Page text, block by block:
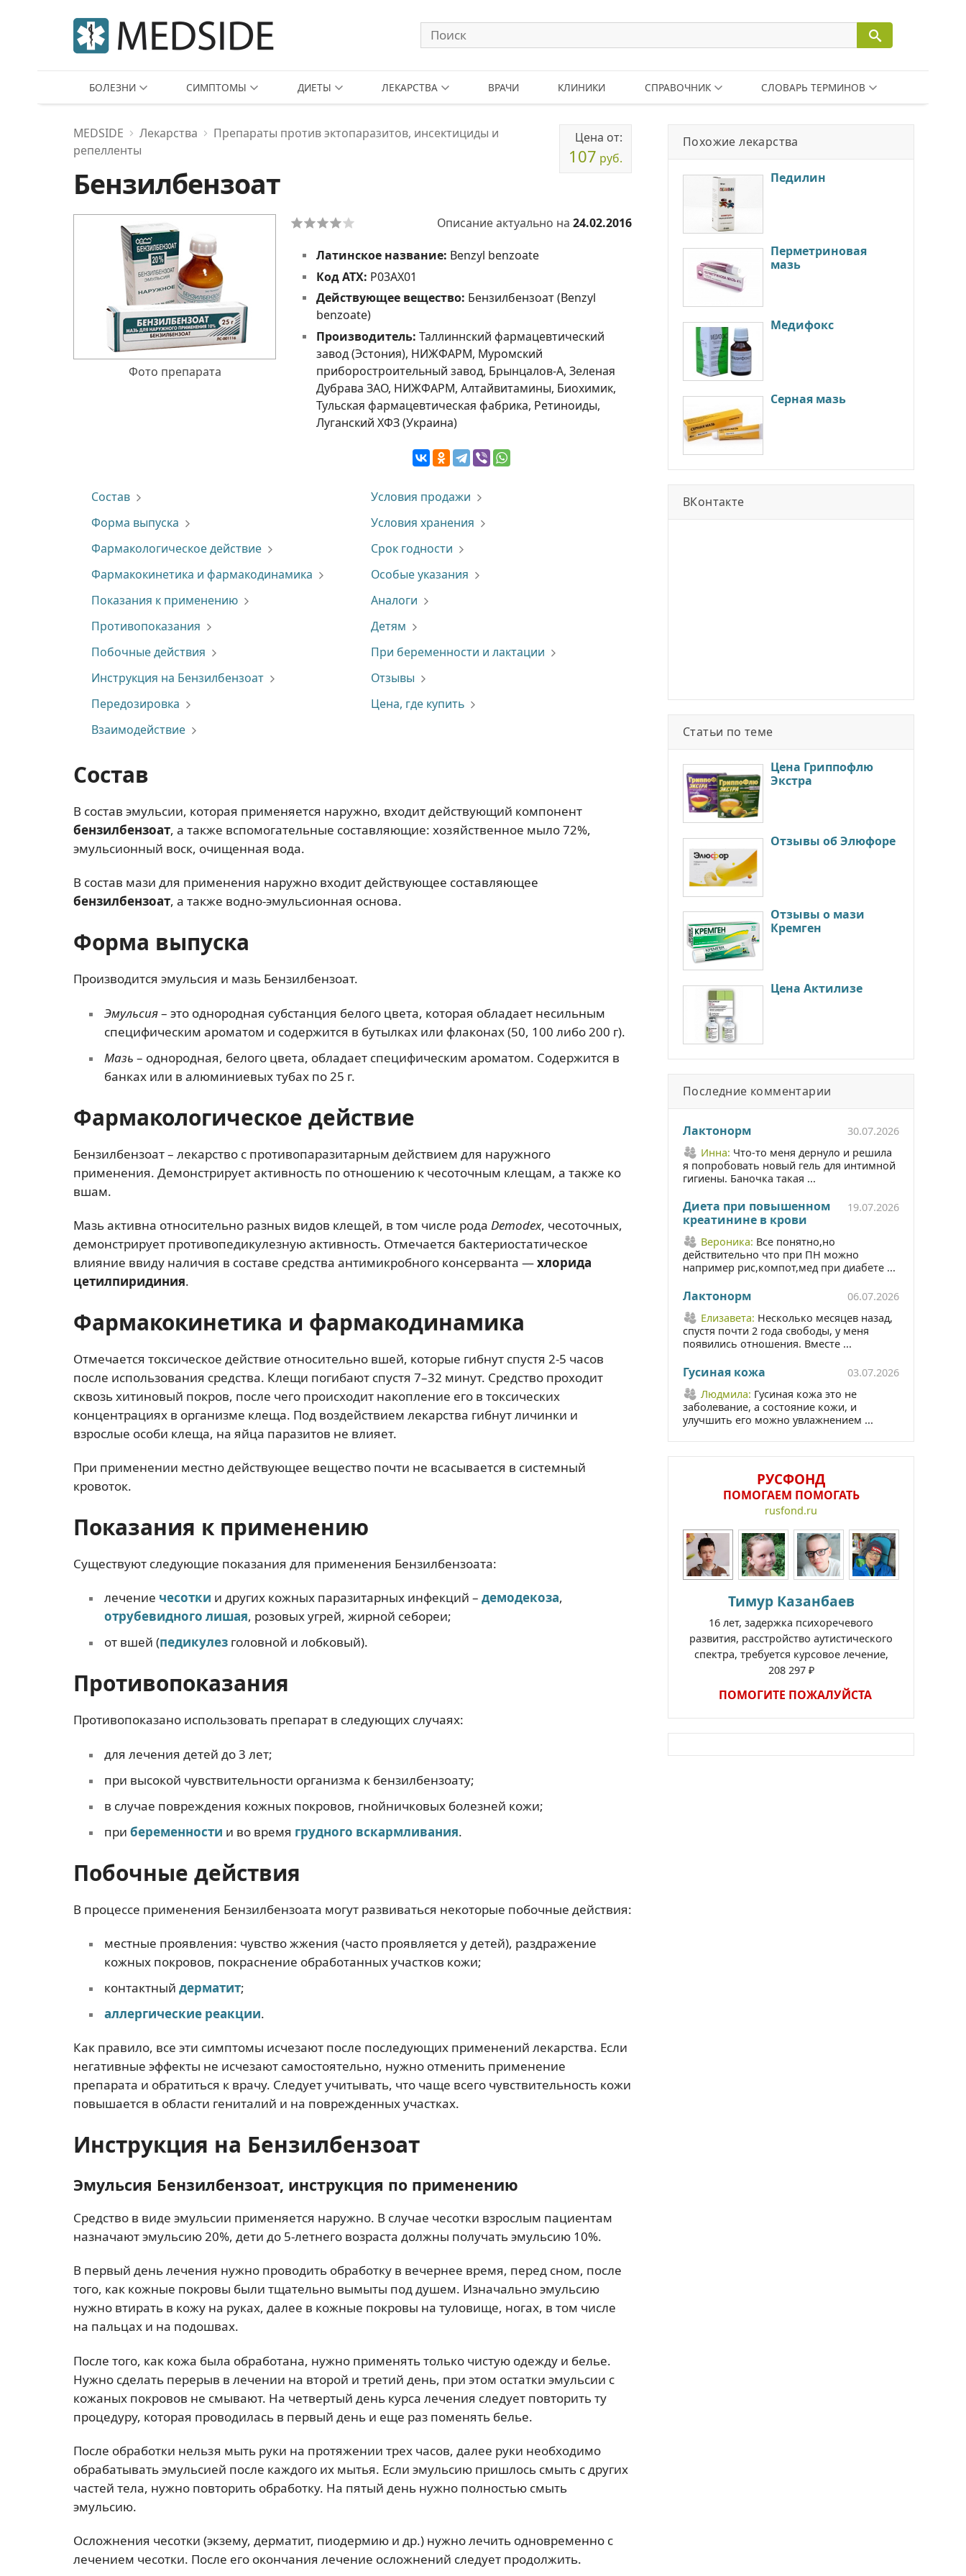
БОЛЕЗНИ СИМПТОМЫ ДИЕТЫ ЛЕКАРСТВА ВРАЧИ КЛИНИКИ СПРАВОЧНИК СЛОВАРЬ ТЕРМИНОВ
MEDSIDE Лекарства
Препараты против эктопаразитов, инсектициды и
репелленты
Бензилбензоат
Цена от:
107 руб.
Фото препарата
Описание актуально на 24.02.2016
Латинское название: Benzyl benzoate
Код АТХ: P03AX01
Действующее вещество: Бензилбензоат (Benzyl
benzoate)
Производитель: Таллиннский фармацевтический
завод (Эстония), НИЖФАРМ, Муромский
приборостроительный завод, Брынцалов-А, Зеленая
Дубрава ЗАО, НИЖФАРМ, Алтайвитамины, Биохимик,
Тульская фармацевтическая фабрика, Ретиноиды,
Луганский ХФЗ (Украина)
Состав
Форма выпуска
Фармакологическое действие
Фармакокинетика и фармакодинамика
Показания к применению
Противопоказания
Побочные действия
Инструкция на Бензилбензоат
Передозировка
Взаимодействие
Условия продажи
Условия хранения
Срок годности
Особые указания
Аналоги
Детям
При беременности и лактации
Отзывы
Цена, где купить
Состав
В состав эмульсии, которая применяется наружно, входит действующий компонент
бензилбензоат, а также вспомогательные составляющие: хозяйственное мыло 72%,
эмульсионный воск, очищенная вода.
В состав мази для применения наружно входит действующее составляющее
бензилбензоат, а также водно-эмульсионная основа.
Форма выпуска
Производится эмульсия и мазь Бензилбензоат.
Эмульсия– это однородная субстанция белого цвета, которая обладает несильным
специфическим ароматом и содержится в бутылках или флаконах (50, 100 либо 200 г).
Мазь – однородная, белого цвета, обладает специфическим ароматом. Содержится в
банках или в алюминиевых тубах по 25 г.
Фармакологическое действие
Бензилбензоат – лекарство с противопаразитарным действием для наружного
применения. Демонстрирует активность по отношению к чесоточным клещам, а также ко
вшам.
Мазь активна относительно разных видов клещей, в том числе рода Demodex, чесоточных,
демонстрирует противопедикулезную активность. Отмечается бактериостатическое
влияние ввиду наличия в составе средства антимикробного консерванта —хлорида
цетилпиридиния.
Фармакокинетика и фармакодинамика
Отмечается токсическое действие относительно вшей, которые гибнут спустя 2-5 часов
после использования средства. Клещи погибают спустя 7–32 минут. Средство проходит
сквозь хитиновый покров, после чего происходит накопление его в токсических
концентрациях в организме клеща. Под воздействием лекарства гибнут личинки и
взрослые особи клеща, на яйца паразитов не влияет.
При применении местно действующее вещество почти не всасывается в системный
кровоток.
Показания к применению
Существуют следующие показания для применения Бензилбензоата:
лечение чесотки и других кожных паразитарных инфекций – демодекоза,
отрубевидного лишая, розовых угрей, жирной себореи;
от вшей (педикулез головной и лобковый).
Противопоказания
Противопоказано использовать препарат в следующих случаях:
для лечения детей до 3 лет;
при высокой чувствительности организма к бензилбензоату;
в случае повреждения кожных покровов, гнойничковых болезней кожи;
при беременности и во время грудного вскармливания.
Побочные действия
В процессе применения Бензилбензоата могут развиваться некоторые побочные действия:
местные проявления: чувство жжения (часто проявляется у детей), раздражение
кожных покровов, покраснение обработанных участков кожи;
контактный дерматит;
аллергические реакции.
Как правило, все эти симптомы исчезают после последующих применений лекарства. Если
негативные эффекты не исчезают самостоятельно, нужно отменить применение
препарата и обратиться к врачу. Следует учитывать, что чаще всего чувствительность кожи
повышается в области гениталий и на поврежденных участках.
Инструкция на Бензилбензоат
Эмульсия Бензилбензоат, инструкция по применению
Средство в виде эмульсии применяется наружно. В случае чесотки взрослым пациентам
назначают эмульсию 20%, дети до 5-летнего возраста должны получать эмульсию 10%.
В первый день лечения нужно проводить обработку в вечернее время, перед сном, после
того, как кожные покровы были тщательно вымыты под душем. Изначально эмульсию
нужно втирать в кожу на руках, далее в кожные покровы на туловище, ногах, в том числе
на пальцах и на подошвах.
После того, как кожа была обработана, нужно применять только чистую одежду и белье.
Нужно сделать перерыв в лечении на второй и третий день, при этом остатки эмульсии с
кожаных покровов не смывают. На четвертый день курса лечения следует повторить ту
процедуру, которая проводилась в первый день и еще раз поменять белье.
После обработки нельзя мыть руки на протяжении трех часов, далее руки необходимо
обрабатывать эмульсией после каждого их мытья. Если эмульсию пришлось смыть с других
частей тела, нужно повторить обработку. На пятый день нужно полностью смыть
эмульсию.
Осложнения чесотки (экзему, дерматит, пиодермию и др.) нужно лечить одновременно с
лечением чесотки. После его окончания лечение осложнений следует продолжить.
Похожие лекарства
Педилин
Перметриновая
мазь
Медифокс
Серная мазь
ВКонтакте
Статьи по теме
Цена Гриппофлю
Экстра
Отзывы об Элюфоре
Отзывы о мази
Кремген
Цена Актилизе
Последние комментарии
Лактонорм
30.07.2026
Инна: Что-то меня дернуло и решила
я попробовать новый гель для интимной
гигиены. Баночка такая ...
Диета при повышенном
креатинине в крови
19.07.2026
Вероника: Все понятно,но
действительно что при ПН можно
например рис,компот,мед при диабете ...
Лактонорм
06.07.2026
Елизавета: Несколько месяцев назад,
спустя почти 2 года свободы, у меня
появились отношения. Вместе ...
Гусиная кожа
03.07.2026
Людмила: Гусиная кожа это не
заболевание, а состояние кожи, и
улучшить его можно увлажнением ...
РУСФОНД
ПОМОГАЕМ ПОМОГАТЬ
rusfond.ru
Тимур Казанбаев
16 лет, задержка психоречевого
развития, расстройство аутистического
спектра, требуется курсовое лечение,
208 297 ₽
ПОМОГИТЕ ПОЖАЛУЙСТА